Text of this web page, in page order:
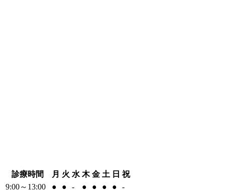
診療時間 月 火 水 木 金 土 日 祝
9:00～13:00
● ● - ● ● ● ●
-